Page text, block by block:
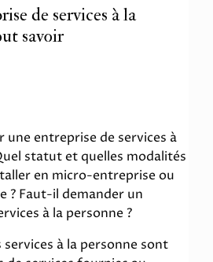
de services à la
savoir
une entreprise de services à
statut et quelles modalités
en micro-entreprise ou
? Faut-il demander un
à la personne ?
à la personne sont